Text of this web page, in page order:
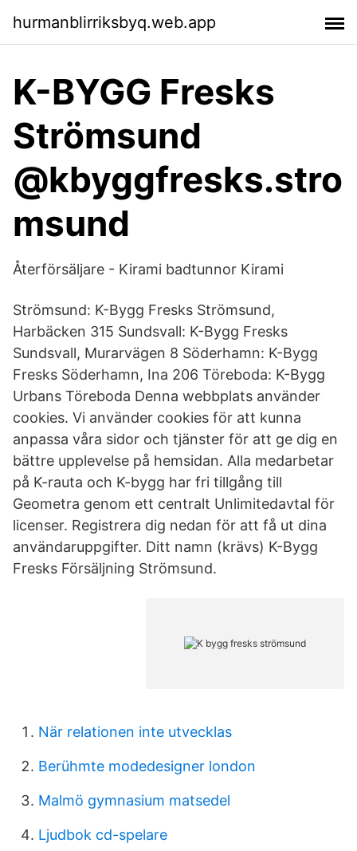
hurmanblirriksbyq.web.app
K-BYGG Fresks
Strömsund
@kbyggfresks.stro
msund
Återförsäljare - Kirami badtunnor Kirami
Strömsund: K-Bygg Fresks Strömsund,
Harbäcken 315 Sundsvall: K-Bygg Fresks
Sundsvall, Murarvägen 8 Söderhamn: K-Bygg
Fresks Söderhamn, Ina 206 Töreboda: K-Bygg
Urbans Töreboda Denna webbplats använder
cookies. Vi använder cookies för att kunna
anpassa våra sidor och tjänster för att ge dig en
bättre upplevelse på hemsidan. Alla medarbetar
på K-rauta och K-bygg har fri tillgång till
Geometra genom ett centralt Unlimitedavtal för
licenser. Registrera dig nedan för att få ut dina
användaruppgifter. Ditt namn (krävs) K-Bygg
Fresks Försäljning Strömsund.
När relationen inte utvecklas
Berühmte modedesigner london
Malmö gymnasium matsedel
Ljudbok cd-spelare